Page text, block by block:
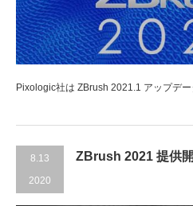
Pixologic社は ZBrush 2021.1 アップデー
8.13
2020
ZBrush 2021 提供